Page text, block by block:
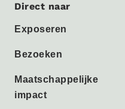
Direct naar
Exposeren
Bezoeken
Maatschappelijke
impact